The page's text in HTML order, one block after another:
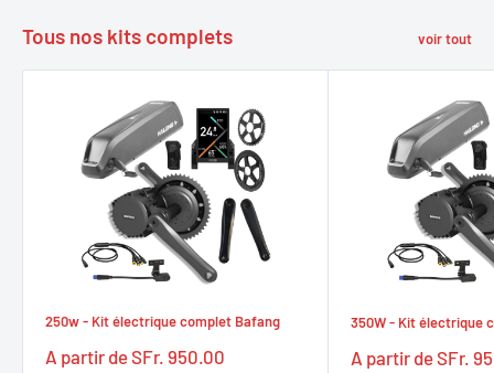
Tous nos kits complets voir tout
250w - Kit électrique complet Bafang
Prix
A partir de SFr. 950.00
350W - Kit électrique
Prix
A partir de SFr.